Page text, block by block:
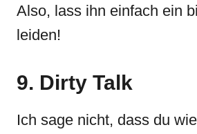
Also, lass ihn einfach ein
leiden!
9. Dirty Talk
Ich sage nicht, dass du